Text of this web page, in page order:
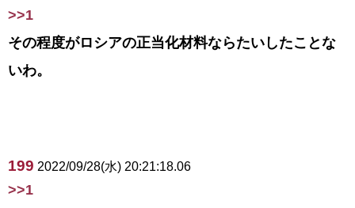
>>1
その程度がロシアの正当化材料ならたいしたことな
いわ。
199 2022/09/28(水) 20:21:18.06
>>1